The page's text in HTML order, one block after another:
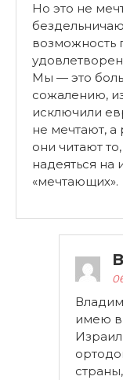
Но это не
возможность
Мы — это
сожалению,
исключили
не мечтают, а
они читают
надеяться на
«мечтающих».
имею